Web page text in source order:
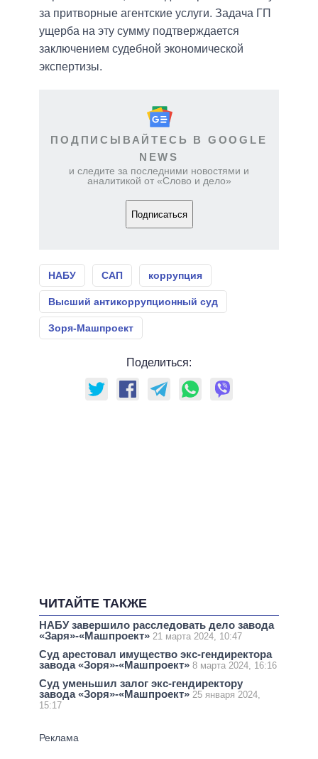
за притворные агентские услуги. Задача ГП
ущерба на эту сумму подтверждается
заключением судебной экономической
экспертизы.
ПОДПИСЫВАЙТЕСЬ В GOOGLE
NEWS
и следите за последними новостями и
аналитикой от «Слово и дело»
Подписаться
НАБУ САП коррупция
Высший антикоррупционный суд
Зоря-Машпроект
Поделиться:
ЧИТАЙТЕ ТАКЖЕ
НАБУ завершило расследовать дело завода
«Заря»-«Машпроект» 21 марта 2024, 10:47
Суд арестовал имущество экс-гендиректора
завода «Зоря»-«Машпроект» 8 марта 2024, 16:16
Суд уменьшил залог экс-гендиректору
завода «Зоря»-«Машпроект» 25 января 2024,
15:17